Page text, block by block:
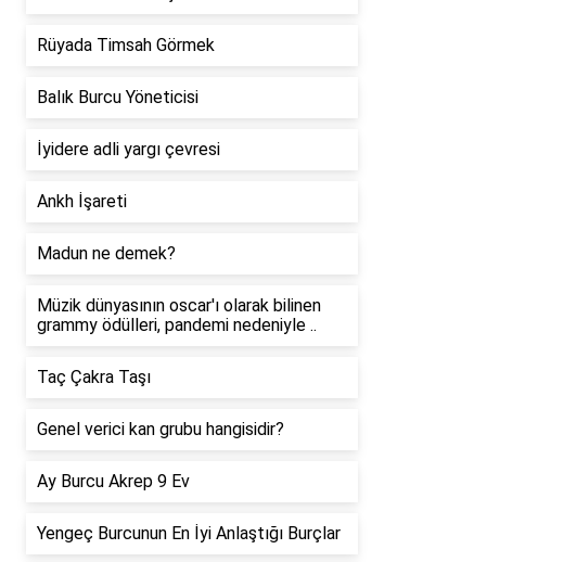
Rüyada Timsah Görmek
Balık Burcu Yöneticisi
İyidere adli yargı çevresi
Ankh İşareti
Madun ne demek?
Müzik dünyasının oscar'ı olarak bilinen
grammy ödülleri, pandemi nedeniyle ..
Taç Çakra Taşı
Genel verici kan grubu hangisidir?
Ay Burcu Akrep 9 Ev
Yengeç Burcunun En İyi Anlaştığı Burçlar